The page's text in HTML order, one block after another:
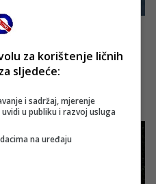
za korištenje ličnih
sljedeće:
i sadržaj, mjerenje
u publiku i razvoj usluga
na uređaju